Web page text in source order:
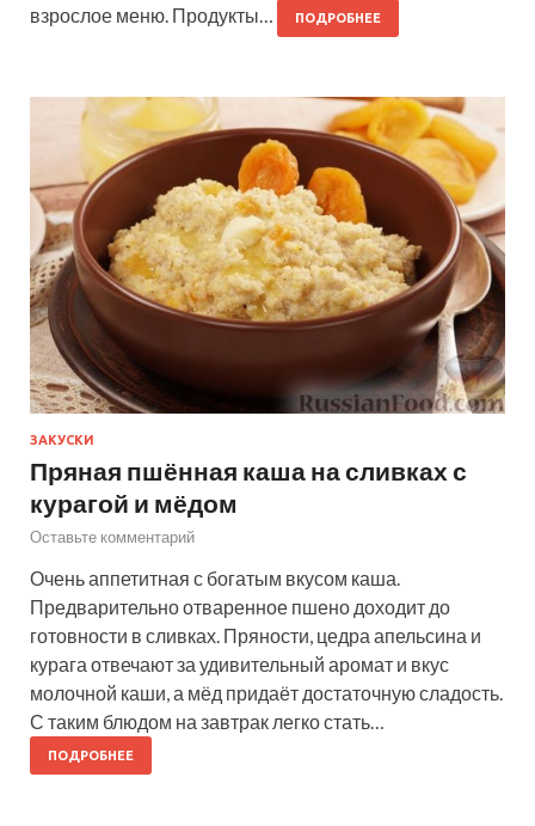
взрослое меню. Продукты…
ПОДРОБНЕЕ
ЗАКУСКИ
Пряная пшённая каша на сливках с
курагой и мёдом
Оставьте комментарий
Очень аппетитная с богатым вкусом каша.
Предварительно отваренное пшено доходит до
готовности в сливках. Пряности, цедра апельсина и
курага отвечают за удивительный аромат и вкус
молочной каши, а мёд придаёт достаточную сладость.
С таким блюдом на завтрак легко стать…
ПОДРОБНЕЕ